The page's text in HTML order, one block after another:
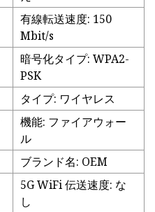
有線転送速度: 150
Mbit/s
暗号化タイプ: WPA2-
PSK
タイプ: ワイヤレス
機能: ファイアウォー
ル
ブランド名: OEM
5G WiFi 伝送速度: な
し